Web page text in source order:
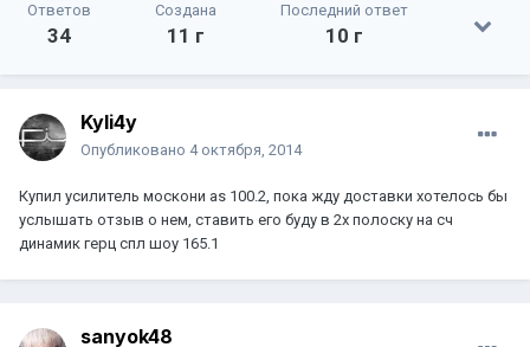
Ответов
34
Создана
11 г
Последний ответ
10 г
Kyli4y
Опубликовано 4 октября, 2014
Купил усилитель москони as 100.2, пока жду доставки хотелось бы
услышать отзыв о нем, ставить его буду в 2х полоску на сч
динамик герц спл шоу 165.1
sanyok48